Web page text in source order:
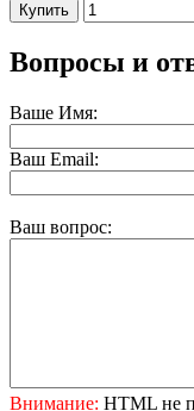
Купить
Вопросы и
Ваше Имя:
Ваш Email:
Ваш вопрос:
Внимание: HTML не